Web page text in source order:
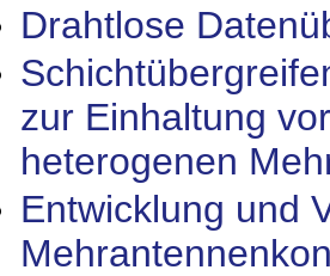
Drahtlose
zur Einhaltung
heterogenen
Entwicklung und